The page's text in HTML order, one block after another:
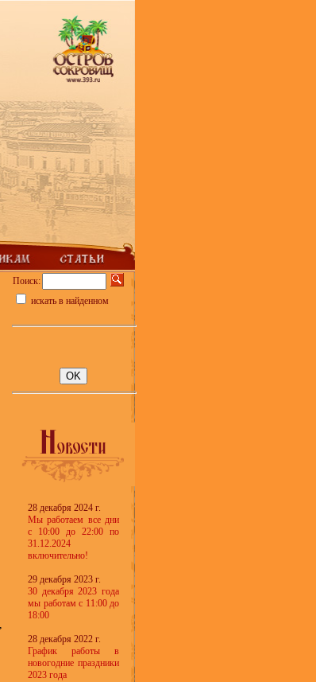
Поиск:
искать в найденном
28 декабря 2024 г.
Мы работаем все дни
с 10:00 до 22:00 по
31.12.2024
включительно!
29 декабря 2023 г.
30 декабря 2023 года
мы работам с 11:00 до
18:00
28 декабря 2022 г.
График работы в
новогодние праздники
2023 года